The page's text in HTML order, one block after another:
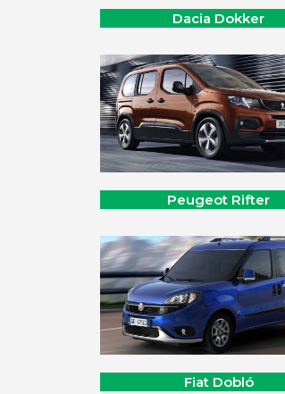
Dacia Dokker
Peugeot Rifter
Fiat Dobló